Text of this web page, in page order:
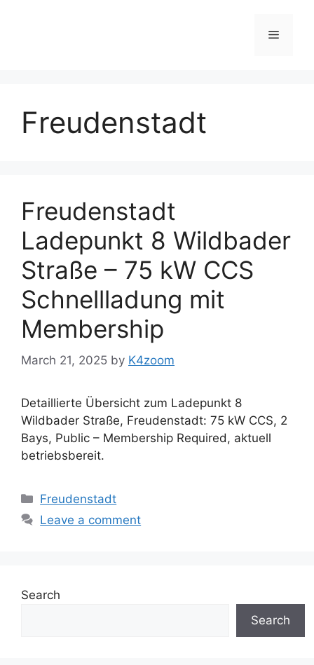
Menu
Freudenstadt
Freudenstadt
Ladepunkt 8 Wildbader
Straße – 75 kW CCS
Schnellladung mit
Membership
March 21, 2025 by K4zoom
Detaillierte Übersicht zum Ladepunkt 8
Wildbader Straße, Freudenstadt: 75 kW CCS, 2
Bays, Public – Membership Required, aktuell
betriebsbereit.
Categories
Freudenstadt
Leave a comment
Search
Search